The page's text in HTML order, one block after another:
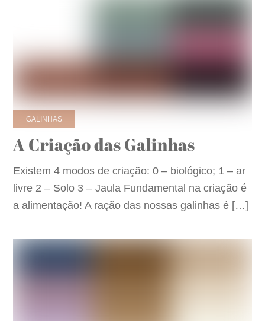
A Criação das Galinhas
GALINHAS
Existem 4 modos de criação: 0 – biológico; 1 – ar
livre 2 – Solo 3 – Jaula Fundamental na criação é
a alimentação! A ração das nossas galinhas é […]